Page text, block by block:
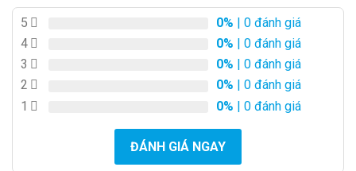
5 0% | 0 đánh giá
4
0% | 0 đánh giá
3
0% | 0 đánh giá
2
0% | 0 đánh giá
1
0% | 0 đánh giá
ĐÁNH GIÁ NGAY